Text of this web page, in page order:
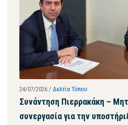
24/07/2026 / Δελτία Τύπου
Συνάντηση Πιερρακάκη –
συνεργασία για την